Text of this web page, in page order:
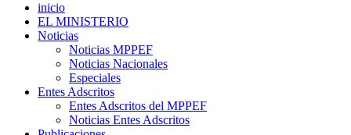
inicio
EL MINISTERIO
Noticias
Noticias MPPEF
Noticias Nacionales
Especiales
Entes Adscritos
Entes Adscritos del MPPEF
Noticias Entes Adscritos